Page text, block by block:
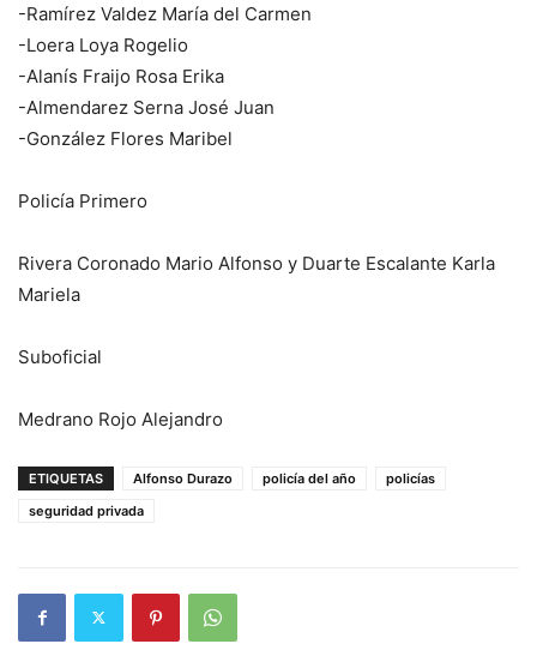
-Ramírez Valdez María del Carmen
-Loera Loya Rogelio
-Alanís Fraijo Rosa Erika
-Almendarez Serna José Juan
-González Flores Maribel
Policía Primero
Rivera Coronado Mario Alfonso y Duarte Escalante Karla
Mariela
Suboficial
Medrano Rojo Alejandro
ETIQUETAS Alfonso Durazo policía del año
policías
seguridad privada